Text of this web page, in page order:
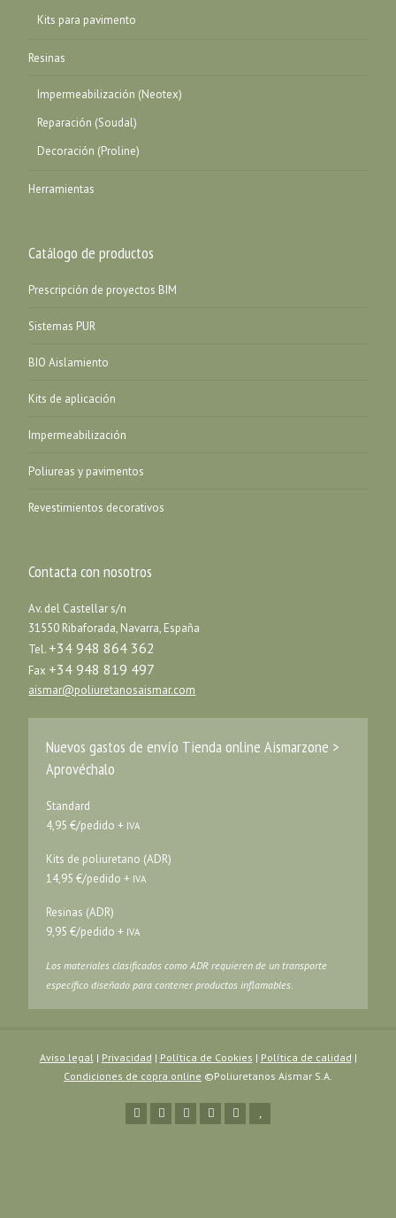
Kits para pavimento
Resinas
Impermeabilización (Neotex)
Reparación (Soudal)
Decoración (Proline)
Herramientas
Catálogo de productos
Prescripción de proyectos BIM
Sistemas PUR
BIO Aislamiento
Kits de aplicación
Impermeabilización
Poliureas y pavimentos
Revestimientos decorativos
Contacta con nosotros
Av. del Castellar s/n
31550 Ribaforada, Navarra, España
Tel. +34 948 864 362
Fax +34 948 819 497
aismar@poliuretanosaismar.com
Nuevos gastos de envío Tienda online Aismarzone >
Aprovéchalo
Standard
4,95 €/pedido + IVA
Kits de poliuretano (ADR)
14,95 €/pedido + IVA
Resinas (ADR)
9,95 €/pedido + IVA
Los materiales clasificados como ADR requieren de un transporte
específico diseñado para contener productos inflamables.
Aviso legal| Privacidad | Política de Cookies | Política de calidad |
Condiciones de copra online ©Poliuretanos Aismar S.A.